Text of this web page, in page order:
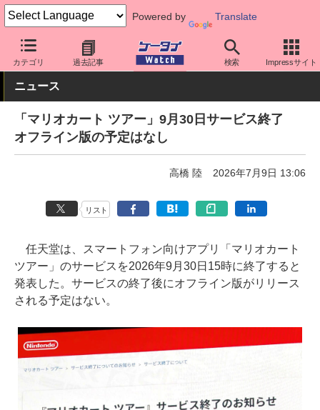
Powered by Translate
カテゴリ 過去記事 検索 Impressサイト
ケータイ Watch アプリ・サービス 動画・音楽・ゲーム
ニュース
「マリオカート ツアー」9月30日サービス終了
オフライン版の予定はなし
高橋 陸 2026年7月9日 13:06
リスト
任天堂は、スマートフォン向けアプリ「マリオカート
ツアー」のサービスを2026年9月30日15時に終了すると
発表した。サービスの終了後にオフライン版がリリース
される予定はない。